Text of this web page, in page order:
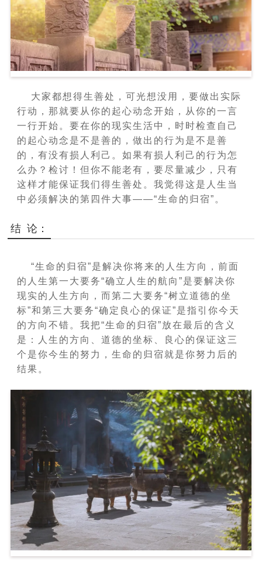
大家都想得生善处，可光想没用，要做出实际
行动，那就要从你的起心动念开始，从你的一言
一行开始。要在你的现实生活中，时时检查自己
的起心动念是不是善的，做出的行为是不是善
的，有没有损人利己。如果有损人利己的行为怎
么办？检讨！但你不能老有，要尽量减少，只有
这样才能保证我们得生善处。我觉得这是人生当
中必须解决的第四件大事——“生命的归宿”。
结 论：
“生命的归宿”是解决你将来的人生方向，前面
的人生第一大要务“确立人生的航向”是要解决你
现实的人生方向，而第二大要务“树立道德的坐
标”和第三大要务“确定良心的保证”是指引你今天
的方向不错。我把“生命的归宿”放在最后的含义
是：人生的方向、道德的坐标、良心的保证这三
个是你今生的努力，生命的归宿就是你努力后的
结果。